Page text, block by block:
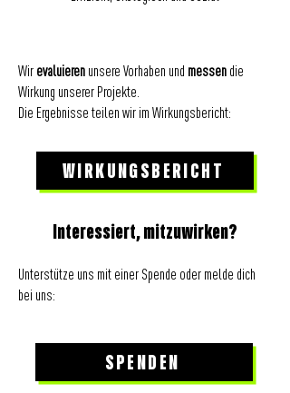
Wir evaluieren unsere Vorhaben und messen die
Wirkung unserer Projekte.
Die Ergebnisse teilen wir im Wirkungsbericht:
Interessiert, mitzuwirken?
Unterstütze uns mit einer Spende oder melde dich
bei uns:
WIRKUNGSBERICHT
SPENDEN